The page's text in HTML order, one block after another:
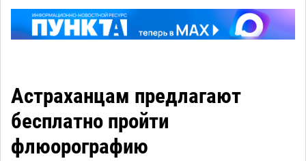
Астраханцам предлагают
бесплатно пройти
флюорографию